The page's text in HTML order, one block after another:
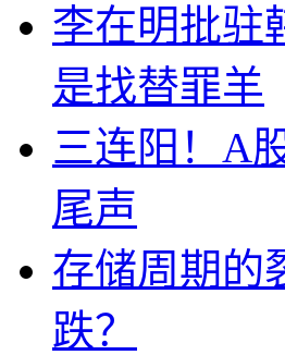
李在明批驻
是找替罪羊
三连阳！A
尾声
存储周期的
跌？